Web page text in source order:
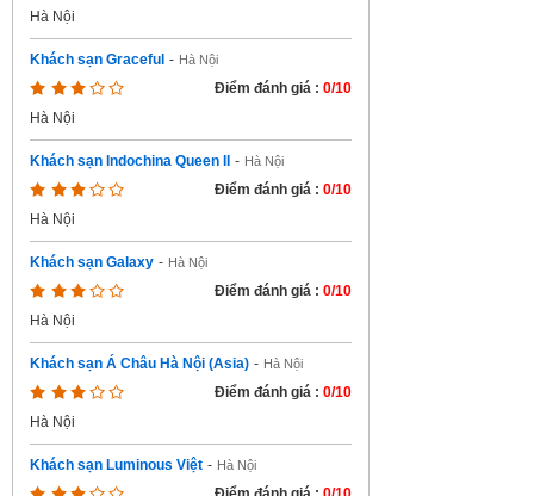
Hà Nội
Khách sạn Graceful - Hà Nội
Điểm đánh giá : 0/10
Hà Nội
Khách sạn Indochina Queen II - Hà Nội
Điểm đánh giá : 0/10
Hà Nội
Khách sạn Galaxy - Hà Nội
Điểm đánh giá : 0/10
Hà Nội
Khách sạn Á Châu Hà Nội (Asia) - Hà Nội
Điểm đánh giá : 0/10
Hà Nội
Khách sạn Luminous Việt - Hà Nội